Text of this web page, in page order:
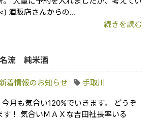
酒販店さんからの…
続きを読む
流 純米酒
着情報のお知らせ 手取川
月も気合い120%でいきます。 どうぞ
！ 気合いＭＡＸな吉田社長率いる